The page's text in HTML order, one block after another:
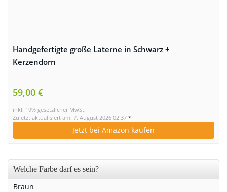
Handgefertigte große Laterne in Schwarz +
Kerzendorn
59,00 €
inkl. 19% gesetzlicher MwSt.
Zuletzt aktualisiert am: 7. August 2026 02:37 *
Jetzt bei Amazon kaufen
Welche Farbe darf es sein?
Braun